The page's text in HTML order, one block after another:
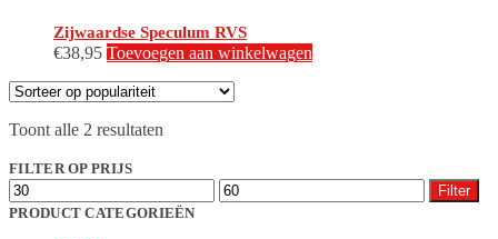
Zijwaardse Speculum RVS
€38,95 Toevoegen aan winkelwagen
Toont alle 2 resultaten
FILTER OP PRIJS
Min.
prijs
Max.
prijs
Filter
PRODUCT CATEGORIEËN